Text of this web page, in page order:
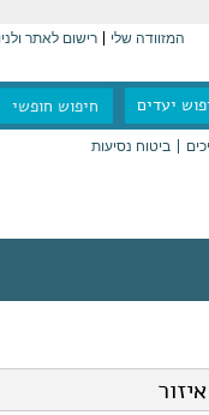
המזוודה שלי רישום לאתר
יעדים
ביטוח נסיעות